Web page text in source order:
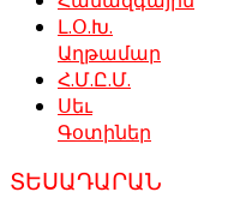
Լ.Օ.Խ.
Աղթամար
Հ.Մ.Ը.Մ.
Սեւ
Գօտիներ
ՏԵՍԱԴԱՐԱՆ